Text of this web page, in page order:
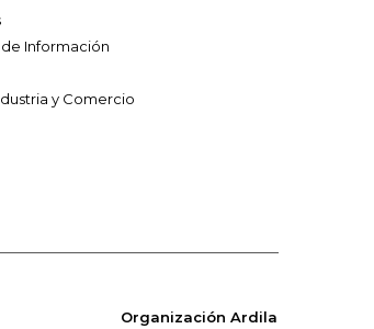
Información
y Comercio
Organización Ardila